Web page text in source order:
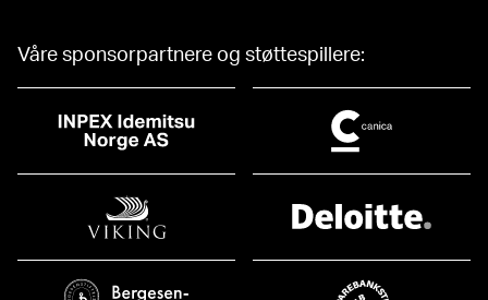
Våre sponsorpartnere og støttespillere: